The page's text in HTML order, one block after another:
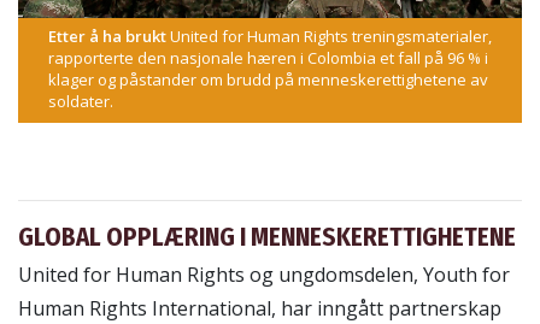
Etter å ha bruktUnited for Human Rights treningsmaterialer,
rapporterte den nasjonale hæren i Colombia et fall på 96 % i
klager og påstander om brudd på menneskerettighetene av
soldater.
GLOBAL OPPLÆRING I MENNESKERETTIGHETENE
United for Human Rights og ungdomsdelen, Youth for
Human Rights International, har inngått partnerskap